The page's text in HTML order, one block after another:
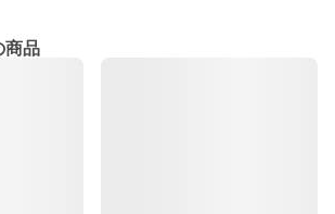
商品